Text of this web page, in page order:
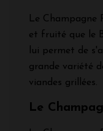
Le Champagne
et fruité que le
lui permet de
grande variété
viandes grillées.
Le